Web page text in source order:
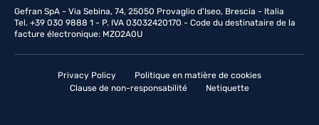
Gefran SpA - Via Sebina, 74, 25050 Provaglio d'Iseo, Brescia - Italia
Tel. +39 030 9888 1 - P. IVA 03032420170 - Code du destinataire de la
facture électronique: MZO2A0U
Privacy Policy
Politique en matière de cookies
Clause de non-responsabilité
Netiquette